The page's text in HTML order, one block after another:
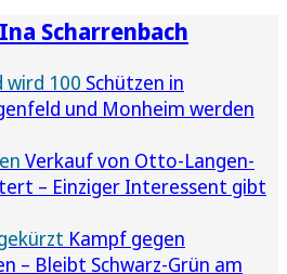
Ina Scharrenbach
wird 100 Schützen in
und Monheim werden
Verkauf von Otto-Langen-
– Einziger Interessent gibt
Kampf gegen
– Bleibt Schwarz-Grün am